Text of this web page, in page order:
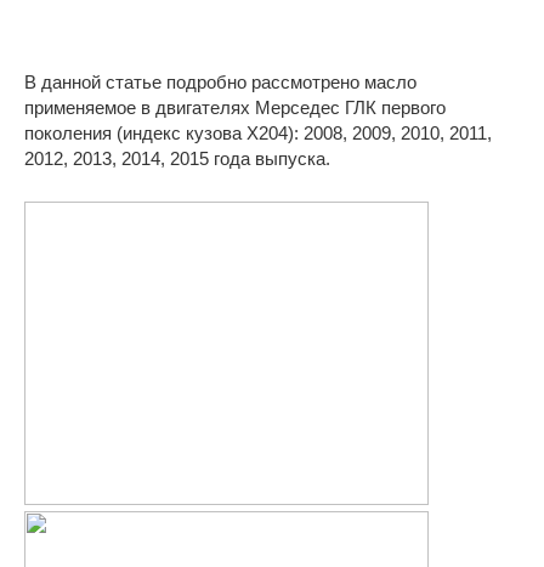
В данной статье подробно рассмотрено масло
применяемое в двигателях Мерседес ГЛК первого
поколения (индекс кузова X204): 2008, 2009, 2010, 2011,
2012, 2013, 2014, 2015 года выпуска.